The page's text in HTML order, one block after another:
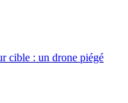
cible : un drone piégé